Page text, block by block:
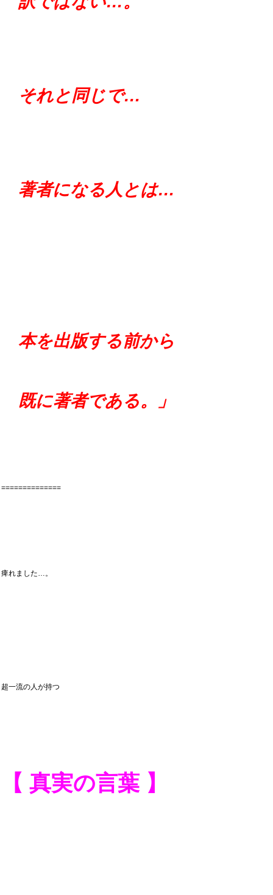
それと同じで…
著者になる人とは…
本を出版する前から
既に著者である。」
==============
痺れました…。
超一流の人が持つ
【 真実の言葉 】